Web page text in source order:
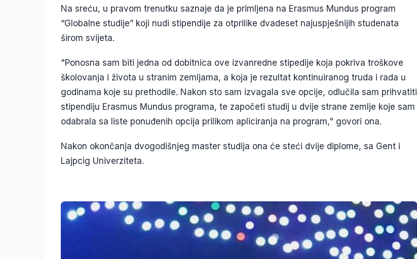
Na sreću, u pravom trenutku saznaje da je primljena na Erasmus Mundus program
“Globalne studije” koji nudi stipendije za otprilike dvadeset najuspješnijih studenata
širom svijeta.
"Ponosna sam biti jedna od dobitnica ove izvanredne stipedije koja pokriva troškove
školovanja i života u stranim zemljama, a koja je rezultat kontinuiranog truda i rada u
godinama koje su prethodile. Nakon sto sam izvagala sve opcije, odlučila sam prihvatiti
stipendiju Erasmus Mundus programa, te započeti studij u dvije strane zemlje koje sam
odabrala sa liste ponuđenih opcija prilikom apliciranja na program," govori ona.
Nakon okončanja dvogodišnjeg master studija ona će steći dvije diplome, sa Gent i
Lajpcig Univerziteta.